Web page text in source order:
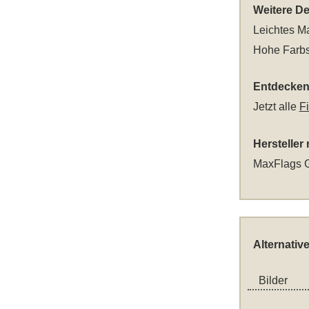
Weitere
Leichtes
Hohe
Jetzt alle
MaxFlags
Bilder